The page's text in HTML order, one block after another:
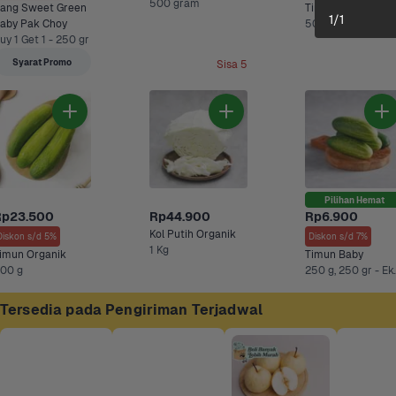
Sweet Green
Pak Choy
1 Get 1 - 250 gr
Syarat Promo
500 gram
Sisa 5
Timun
s/d 5%
Organik
g
Rp44.900
Kol Putih Organik
1 Kg
Pilihan Hemat
Rp6.900
Diskon s/d 7%
Timun Baby
250 g,
Tersedia pada Pengiriman Terjadwal
1/1